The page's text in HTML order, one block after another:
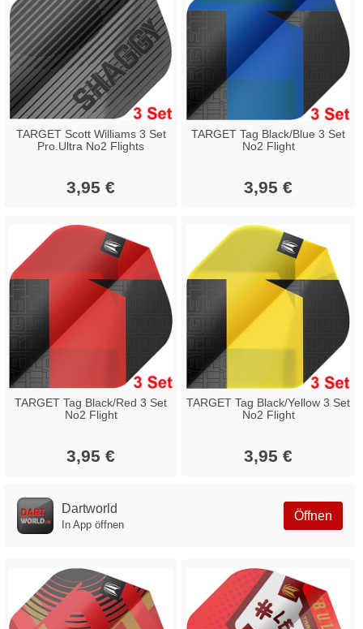
TARGET Scott Williams 3 Set
Pro.Ultra No2 Flights
3,95 €
TARGET Tag Black/Blue 3 Set
No2 Flight
3,95 €
TARGET Tag Black/Red 3 Set
No2 Flight
3,95 €
TARGET Tag Black/Yellow 3 Set
No2 Flight
3,95 €
Öffnen
Dartworld
In App öffnen